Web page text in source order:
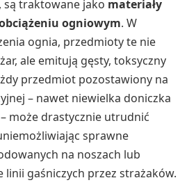
są traktowane jako materiały
ogniowym. W
ognia, przedmioty te nie
ale emitują gęsty, toksyczny
przedmiot pozostawiony na
– nawet niewielka doniczka
może drastycznie utrudnić
sprawne
na noszach lub
linii gaśniczych przez strażaków.